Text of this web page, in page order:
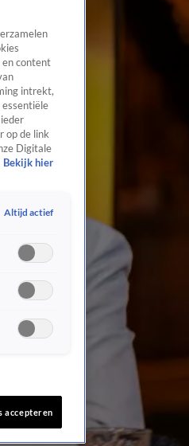
en content
intrekt,
op de link
Digitale
Bekijk hier
Altijd actief
accepteren